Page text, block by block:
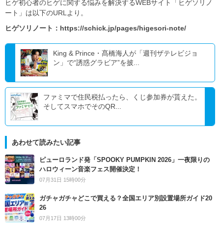
ヒゲ初心者のヒゲに関する悩みを解決するWEBサイト「ヒゲソリノ
ート」は以下のURLより。
ヒゲソリノート： https://schick.jp/pages/higesori-note/
King & Prince・髙橋海人が「週刊ザテレビジョ
ン」で“誘惑グラビア”を披...
ファミマで住民税払ったら、くじ参加券が貰えた。
そしてスマホでそのQR...
あわせて読みたい記事
ピューロランド発「SPOOKY PUMPKIN 2026」一夜限りの
ハロウィーン音楽フェス開催決定！
07月31日 15時00分
ガチャガチャどこで買える？全国エリア別設置場所ガイド20
26
07月17日 13時00分